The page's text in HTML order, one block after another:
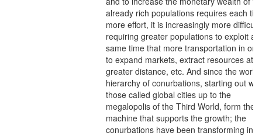
already rich populations requires each
more effort, it is increasingly more difficult,
requiring greater populations to exploit at
same time that more transportation in
to expand markets, extract resources at
greater distance, etc. And since the world
hierarchy of conurbations, starting out
those called global cities up to the
megalopolis of the Third World, form the
machine that supports the growth; the
conurbations have been transforming into